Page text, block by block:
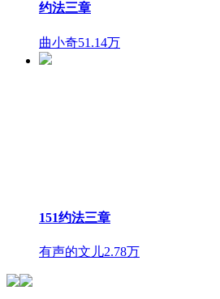
约法三章
曲小奇51.14万
151约法三章
有声的文儿2.78万